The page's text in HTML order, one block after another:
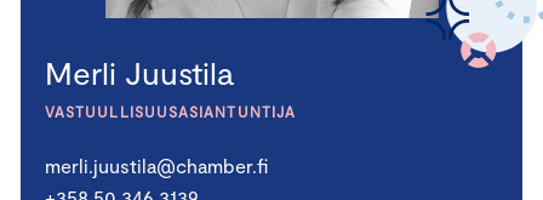
Merli Juustila
VASTUULLISUUSASIANTUNTIJA
merli.juustila@chamber.fi